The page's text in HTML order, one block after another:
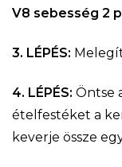
V8 sebesség 2
3. LÉPÉS:
4. LÉPÉS: Öntse
ételfestéket a
keverje össze